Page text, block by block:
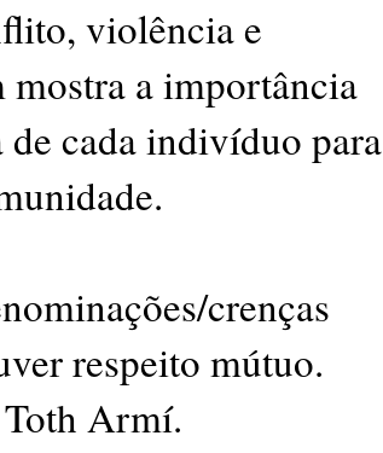
violência e
a importância
de cada indivíduo para
crenças
respeito mútuo.
Armí.